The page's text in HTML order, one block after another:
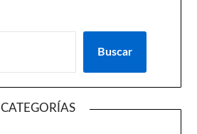
Buscar
CATEGORÍAS